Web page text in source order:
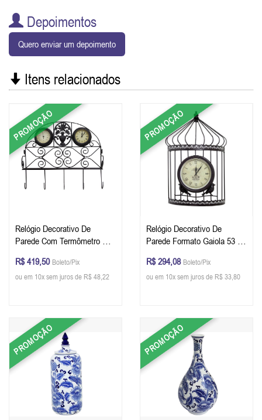
Depoimentos
Quero enviar um depoimento
Itens relacionados
PROMOÇÃO
Relógio Decorativo De
Parede Com Termômetro E
R$ 419,50 Boleto/Pix
ou em 10x sem juros de R$ 48,22
PROMOÇÃO
Relógio Decorativo De
Parede Formato Gaiola 53 x
R$ 294,08 Boleto/Pix
ou em 10x sem juros de R$ 33,80
PROMOÇÃO PROMOÇÃO